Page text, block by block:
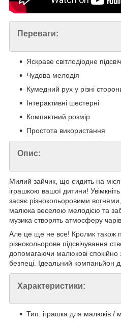
Переваги:
Яскраве світлодіодне
Чудова мелодія
Кумедний рух у різні
Інтерактивні шестерні
Компактний розмір
Простота використання
Опис:
Милий зайчик, що сидить на
іграшкою вашої дитини!
засяє різнокольоровими
малюка веселою мелодією та
музика створять атмосферу
Але це ще не все! Кролик також
різнокольорове підсвічування
допомагаючи малюкові спокійно
безпеці. Ідеальний компаньйон
Характеристики:
Тип: іграшка для малюків /